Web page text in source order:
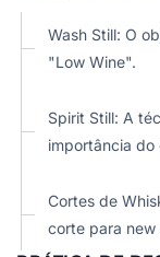
Wash Still: O
"Low Wine".
Spirit Still: A
importância do
Cortes de
corte para new